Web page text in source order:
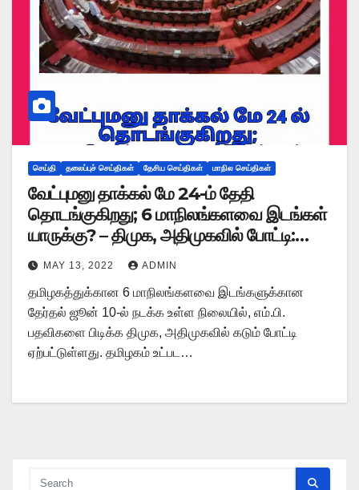
செய்தி தலைப்புச் செய்திகள் தேசிய செய்திகள் மாநில செய்திகள்
வேட்புமனு தாக்கல் மே 24-ம் தேதி
தொடங்குகிறது; 6 மாநிலங்களவை இடங்கள்
யாருக்கு? – திமுக, அதிமுகவில் போட்டி:
கூட்டணி கட்சிகளுடன் பேச்சு
MAY 13, 2022 ADMIN
தமிழகத்துக்கான 6 மாநிலங்களவை இடங்களுக்கான
தேர்தல் ஜூன் 10-ல் நடக்க உள்ள நிலையில், எம்.பி.
பதவிகளை பிடிக்க திமுக, அதிமுகவில் கடும் போட்டி
ஏற்பட்டுள்ளது. தமிழகம் உட்பட…